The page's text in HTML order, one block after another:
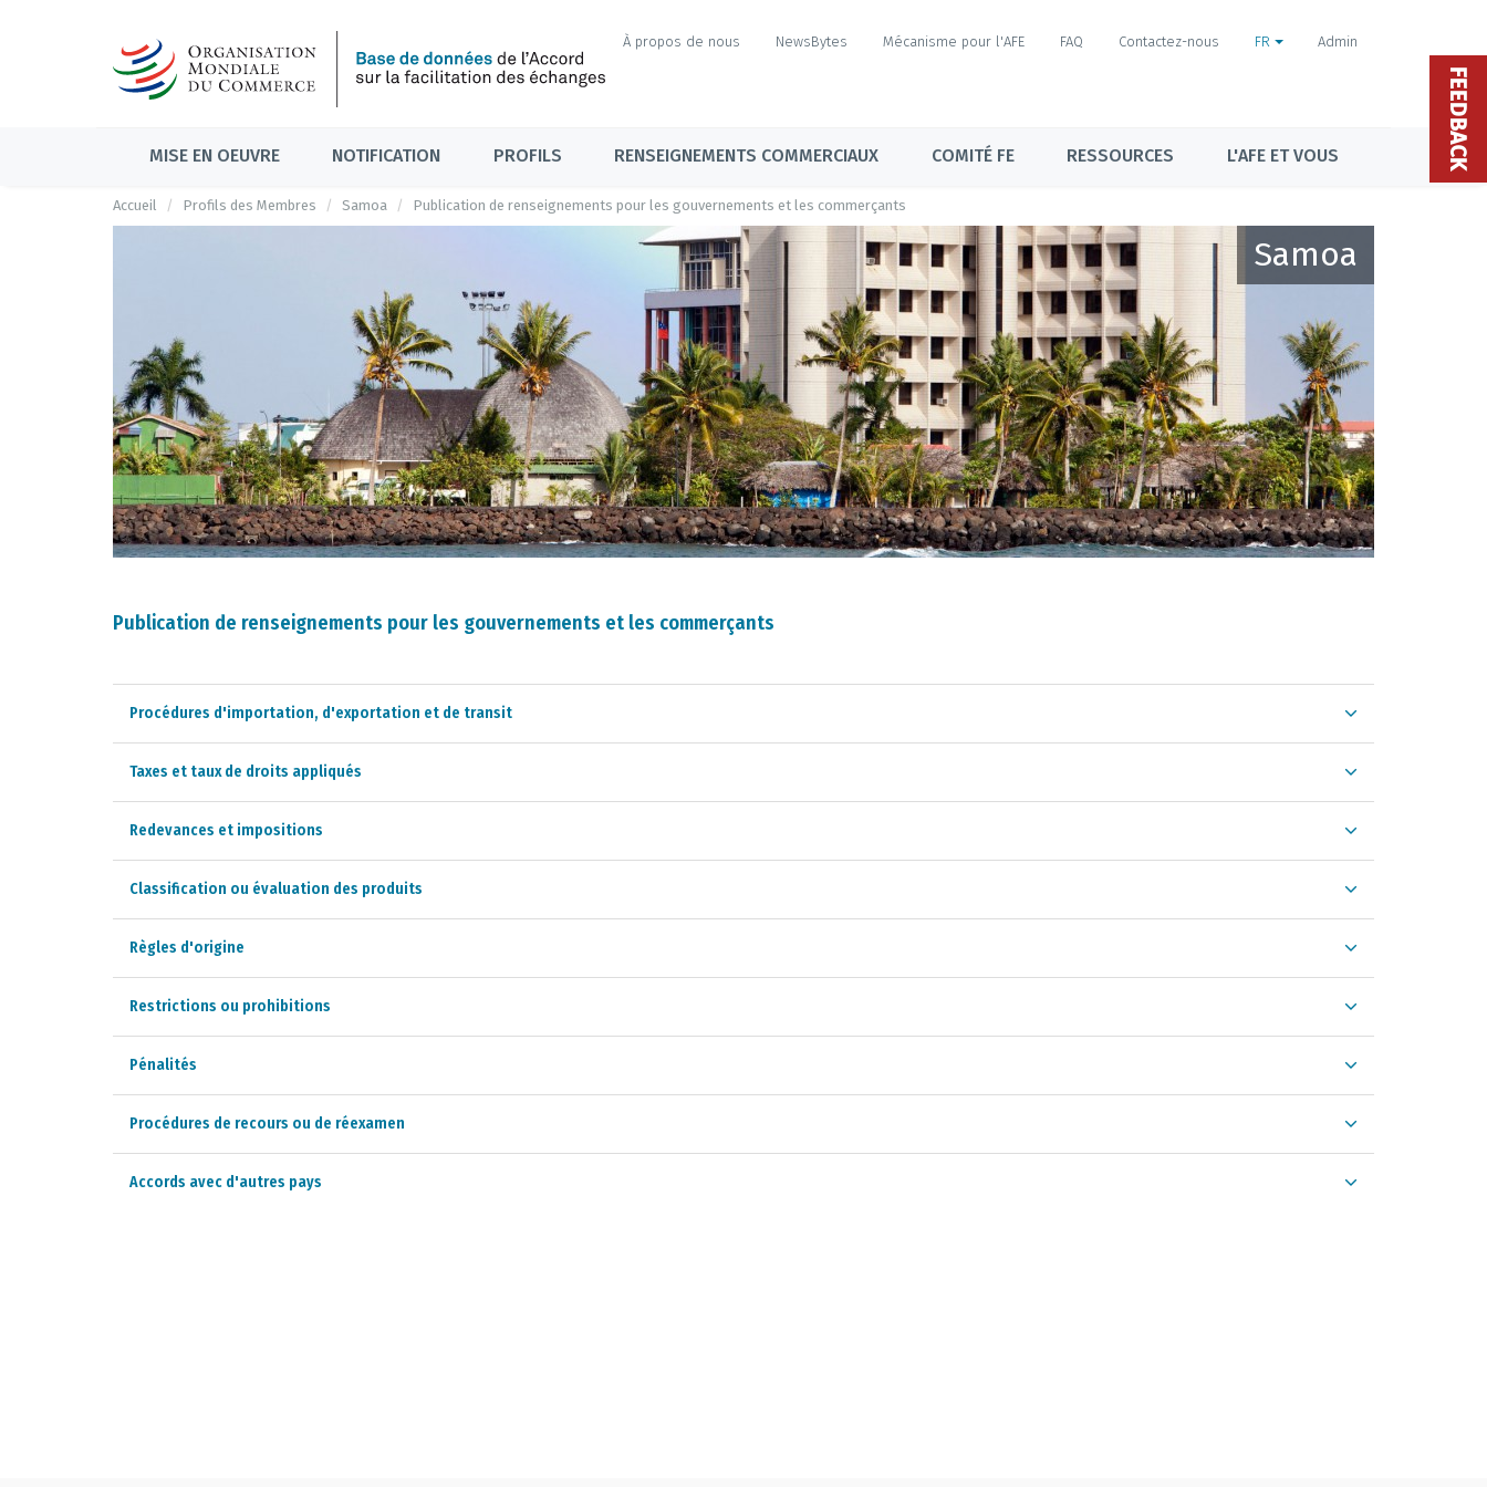
À propos de nous NewsBytes Mécanisme pour l'AFE FAQ Contactez-nous FR Admin
MISE EN OEUVRE NOTIFICATION PROFILS RENSEIGNEMENTS COMMERCIAUX COMITÉ FE RESSOURCES L'AFE ET VOUS
Accueil Profils des Membres Samoa Publication de renseignements pour les gouvernements et les commerçants
Samoa
Publication de renseignements pour les gouvernements et les commerçants
Procédures d'importation, d'exportation et de transit
Taxes et taux de droits appliqués
Redevances et impositions
Classification ou évaluation des produits
Règles d'origine
Restrictions ou prohibitions
Pénalités
Procédures de recours ou de réexamen
Accords avec d'autres pays
FEEDBACK